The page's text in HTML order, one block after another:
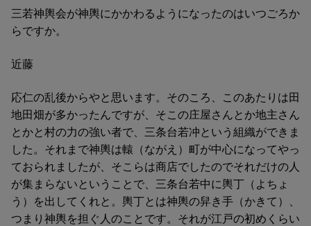
三若神輿会が神輿にかかわるようになったのはいつごろか
らですか。
近藤
応仁の乱後からやと思います。そのころ、このあたりは田
地田畑が多かったんですが、そこの庄屋さんとか地主さん
とかと村の力の強い者で、三条台若冲という組織ができま
した。それまで神輿は轅（ながえ）町が中心になってやっ
ておられましたが、そこらは商店でしたのでそれだけの人
が集まらないということで、三条台若中に輿丁（よちょ
う）を出してくれと。輿丁とは神輿の舁き手（かきて）、
つまり神輿を担ぐ人のことです。それが江戸の初めくらい